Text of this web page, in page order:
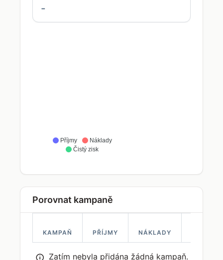
-
Příjmy
Náklady
Čistý zisk
Porovnat kampaně
KAMPAŇ PŘÍJMY NÁKLADY
Zatím nebyla přidána žádná kampaň.